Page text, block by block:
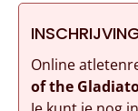
Online
of the